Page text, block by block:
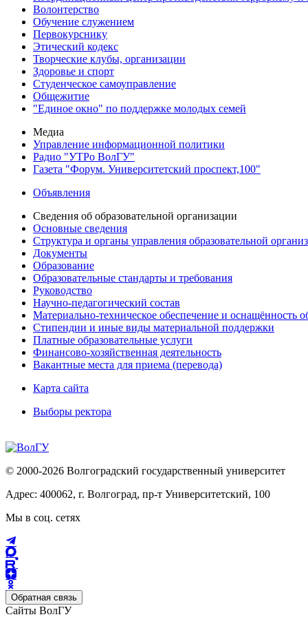
Волонтерство
Обучение служением
Первокурснику
Этический кодекс
Творческие клубы, организации
Здоровье и спорт
Студенческое самоуправление
Общежитие
"Единое окно" по поддержке молодых семей
Медиа
Управление информационной политики
Радио "УТРо ВолГУ"
Газета "Форум. Университетский проспект,100"
Объявления
Сведения об образовательной организации
Основные сведения
Структура и органы управления образовательной
Документы
Образование
Образовательные стандарты и требования
Руководство
Научно-педагогический состав
Материально-техническое обеспечение и оснащённость
Стипендии и иные виды материальной поддержки
Платные образовательные услуги
Финансово-хозяйственная деятельность
Вакантные места для приема (перевода)
Карта сайта
Выборы ректора
© 2000-2026 Волгоградский государственный университет
Адрес: 400062, г. Волгоград, пр-т Университетский, 100
Мы в соц. сетях
Обратная связь
Сайты ВолГУ